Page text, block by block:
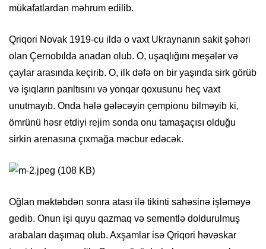
mükafatlardan məhrum edilib.
Qriqori Novak 1919-cu ildə o vaxt Ukraynanın sakit şəhəri
olan Çernobılda anadan olub. O, uşaqlığını meşələr və
çaylar arasında keçirib. O, ilk dəfə on bir yaşında sirk görüb
və işıqların parıltısını və yonqar qoxusunu heç vaxt
unutmayıb. Onda hələ gələcəyin çempionu bilməyib ki,
ömrünü həsr etdiyi rejim sonda onu tamaşaçısı olduğu
sirkin arenasına çıxmağa məcbur edəcək.
Oğlan məktəbdən sonra atası ilə tikinti sahəsinə işləməyə
gedib. Onun işi quyu qazmaq və sementlə doldurulmuş
arabaları daşımaq olub. Axşamlar isə Qriqori həvəskar